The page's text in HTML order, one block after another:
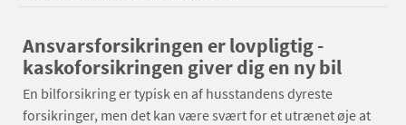
Ansvarsforsikringen er lovpligtig -
kaskoforsikringen giver dig en ny bil
En bilforsikring er typisk en af husstandens dyreste
forsikringer, men det kan være svært for et utrænet øje at